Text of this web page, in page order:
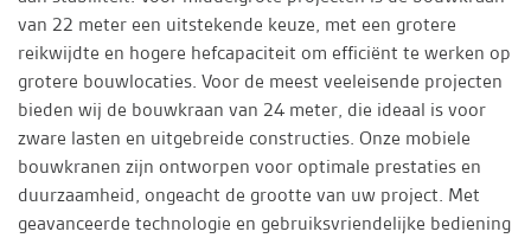
van 22 meter een uitstekende keuze, met een grotere
reikwijdte en hogere hefcapaciteit om efficiënt te werken op
grotere bouwlocaties. Voor de meest veeleisende projecten
bieden wij de bouwkraan van 24 meter, die ideaal is voor
zware lasten en uitgebreide constructies. Onze mobiele
bouwkranen zijn ontworpen voor optimale prestaties en
duurzaamheid, ongeacht de grootte van uw project. Met
geavanceerde technologie en gebruiksvriendelijke bediening